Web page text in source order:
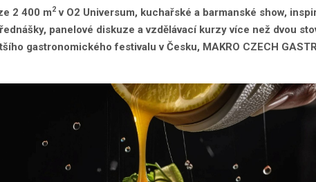
2 400 m2 v O2 Universum, kuchařské a barmanské show,
panelové diskuze a vzdělávací kurzy více než dvou
gastronomického festivalu v Česku, MAKRO CZECH